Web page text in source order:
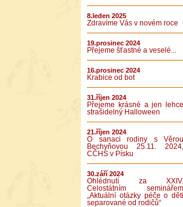
8.leden 2025
Zdravíme Vás v novém roce
19.prosinec 2024
Přejeme šťastné a veselé...
16.prosinec 2024
Krabice od bot
31.říjen 2024
Přejeme krásné a jen lehce
strašidelný Halloween
21.říjen 2024
O sanaci rodiny s Věrou
Bechyňovou 25.11. 2024,
CČHS v Písku
30.září 2024
Ohlédnutí za XXIV.
Celostátním seminářem
„Aktuální otázky péče o děti
separované od rodičů“